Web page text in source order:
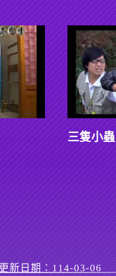
三隻小蟲
新日期：114-03-06